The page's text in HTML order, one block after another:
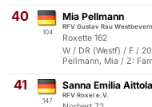
40
104
Mia Pellmann
RFV Gustav Rau
Roxette 162
W / DR (Westf) / F /
Pellmann, Mia / Z:
41
147
Sanna Emilia
RFV Roxel e.V.